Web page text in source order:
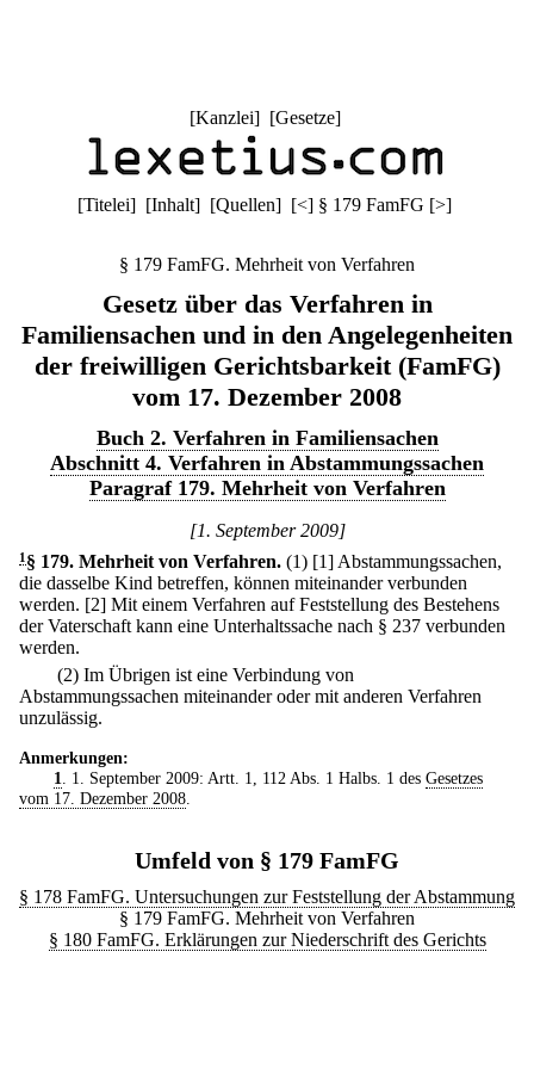
[Kanzlei] [Gesetze]
[Titelei] [Inhalt] [Quellen] [<] § 179 FamFG [>]
§ 179 FamFG. Mehrheit von Verfahren
Gesetz über das Verfahren in
Familiensachen und in den Angelegenheiten
der freiwilligen Gerichtsbarkeit (FamFG)
vom 17. Dezember 2008
Buch 2. Verfahren in Familiensachen
Abschnitt 4. Verfahren in Abstammungssachen
Paragraf 179. Mehrheit von Verfahren
[1. September 2009]
1 § 179. Mehrheit von Verfahren. (1) [1] Abstammungssachen,
die dasselbe Kind betreffen, können miteinander verbunden
werden. [2] Mit einem Verfahren auf Feststellung des Bestehens
der Vaterschaft kann eine Unterhaltssache nach § 237 verbunden
werden.
(2) Im Übrigen ist eine Verbindung von
Abstammungssachen miteinander oder mit anderen Verfahren
unzulässig.
Anmerkungen:
1. 1. September 2009: Artt. 1, 112 Abs. 1 Halbs. 1 des Gesetzes
vom 17. Dezember 2008.
Umfeld von § 179 FamFG
§ 178 FamFG. Untersuchungen zur Feststellung der Abstammung
§ 179 FamFG. Mehrheit von Verfahren
§ 180 FamFG. Erklärungen zur Niederschrift des Gerichts